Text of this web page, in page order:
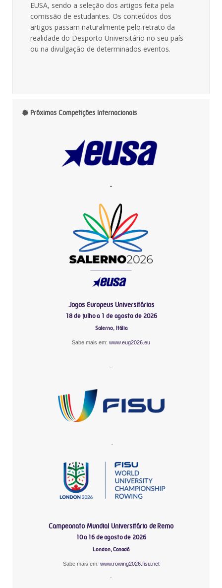
EUSA, sendo a seleção dos artigos feita pela
comissão de estudantes. Os conteúdos dos
artigos passam naturalmente pelo retrato da
realidade do Desporto Universitário no seu país
ou na divulgação de determinados eventos.
Próximas Competições Internacionais
-
Jogos Europeus Universitários
18 de julho a 1 de agosto de 2026
Salerno, Itália
Sabe mais em: www.eug2026.eu
-
-
Campeonato Mundial Universitário de Remo
10 a 16 de agosto de 2026
London, Canadá
Sabe mais em: www.rowing2026.fisu.net
-